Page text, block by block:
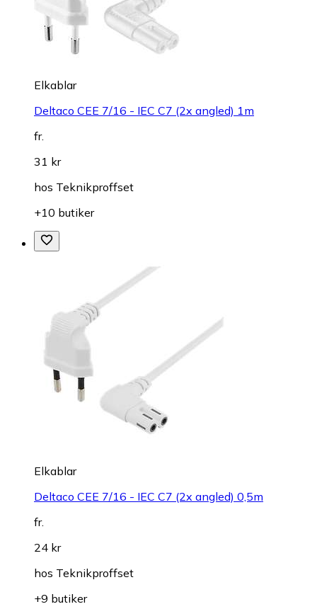
Elkablar
Deltaco CEE 7/16 - IEC C7 (2x angled) 1m
fr.
31 kr
hos Teknikproffset
+10 butiker
Elkablar
Deltaco CEE 7/16 - IEC C7 (2x angled) 0,5m
fr.
24 kr
hos Teknikproffset
+9 butiker